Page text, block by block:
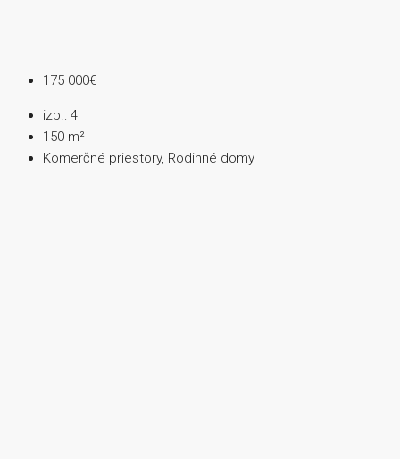
175 000€
izb.: 4
150 m²
Komerčné priestory, Rodinné domy